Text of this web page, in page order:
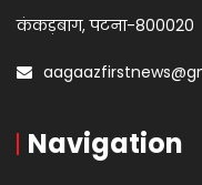
कंकड़बाग, पटना-800020
Navigation